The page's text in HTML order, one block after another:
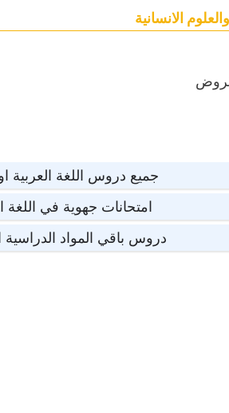
الانسانية
جميع دروس اللغة العربية
امتحانات جهوية في اللغة
دروس باقي المواد الدراسية